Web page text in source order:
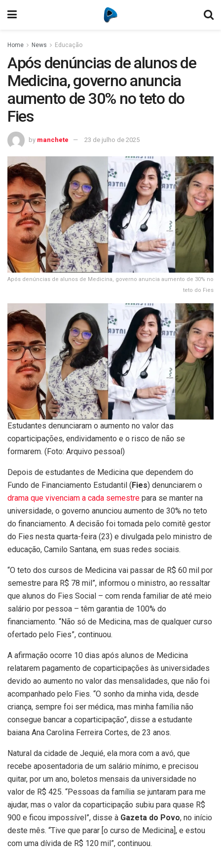
Home News Educação
Após denúncias de alunos de
Medicina, governo anuncia
aumento de 30% no teto do
Fies
by manchete 23 de julho de 2025
Após denúncias de alunos de Medicina, governo anuncia aumento de 30% no
teto do Fies
Estudantes denunciaram o aumento no valor das
coparticipações, endividamento e o risco de não se
formarem. (Foto: Arquivo pessoal)
Depois de estudantes de Medicina que dependem do
Fundo de Financiamento Estudantil (Fies) denunciarem o
drama que vivenciam a cada semestre para se manter na
universidade, o governo anunciou aumento de 30% no teto
do financiamento. A decisão foi tomada pelo comitê gestor
do Fies nesta quarta-feira (23) e divulgada pelo ministro de
educação, Camilo Santana, em suas redes sociais.
“O teto dos cursos de Medicina vai passar de R$ 60 mil por
semestre para R$ 78 mil”, informou o ministro, ao ressaltar
que alunos do Fies Social – com renda familiar de até meio
salário por pessoa – têm garantia de 100% do
financiamento. “Não só de Medicina, mas de qualquer curso
ofertado pelo Fies”, continuou.
A afirmação ocorre 10 dias após alunos de Medicina
relatarem pagamento de coparticipações às universidades
devido ao aumento no valor das mensalidades, que não foi
acompanhado pelo Fies. “O sonho da minha vida, desde
criança, sempre foi ser médica, mas minha família não
consegue bancar a coparticipação”, disse a estudante
baiana Ana Carolina Ferreira Cortes, de 23 anos.
Natural da cidade de Jequié, ela mora com a avó, que
recebe aposentadoria de um salário mínimo, e precisou
quitar, por um ano, boletos mensais da universidade no
valor de R$ 425. “Pessoas da família se juntaram para me
ajudar, mas o valor da coparticipação subiu para quase R$
900 e ficou impossível”, disse à Gazeta do Povo, no início
deste mês. “Tive que parar [o curso de Medicina], e estou
com uma dívida de R$ 120 mil”, continuou.